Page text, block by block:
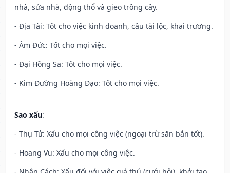
nhà, sửa nhà, động thổ và gieo trồng cây.
- Địa Tài: Tốt cho việc kinh doanh, cầu tài lộc, khai trương.
- Âm Đức: Tốt cho mọi việc.
- Đại Hồng Sa: Tốt cho mọi việc.
- Kim Đường Hoàng Đạo: Tốt cho mọi việc.
Sao xấu:
- Thụ Tử: Xấu cho mọi công việc (ngoại trừ săn bắn tốt).
- Hoang Vu: Xấu cho mọi công việc.